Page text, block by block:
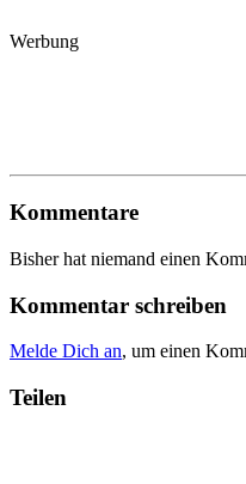
Werbung
Kommentare
Bisher hat niemand einen
Kommentar schreiben
Melde Dich an, um einen
Teilen